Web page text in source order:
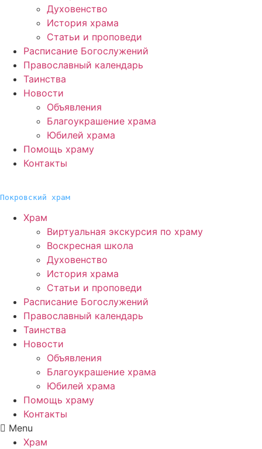
Духовенство
История храма
Статьи и проповеди
Расписание Богослужений
Православный календарь
Таинства
Новости
Объявления
Благоукрашение храма
Юбилей храма
Помощь храму
Контакты
Покровский храм
Храм
Виртуальная экскурсия по храму
Воскресная школа
Духовенство
История храма
Статьи и проповеди
Расписание Богослужений
Православный календарь
Таинства
Новости
Объявления
Благоукрашение храма
Юбилей храма
Помощь храму
Контакты
Menu
Храм